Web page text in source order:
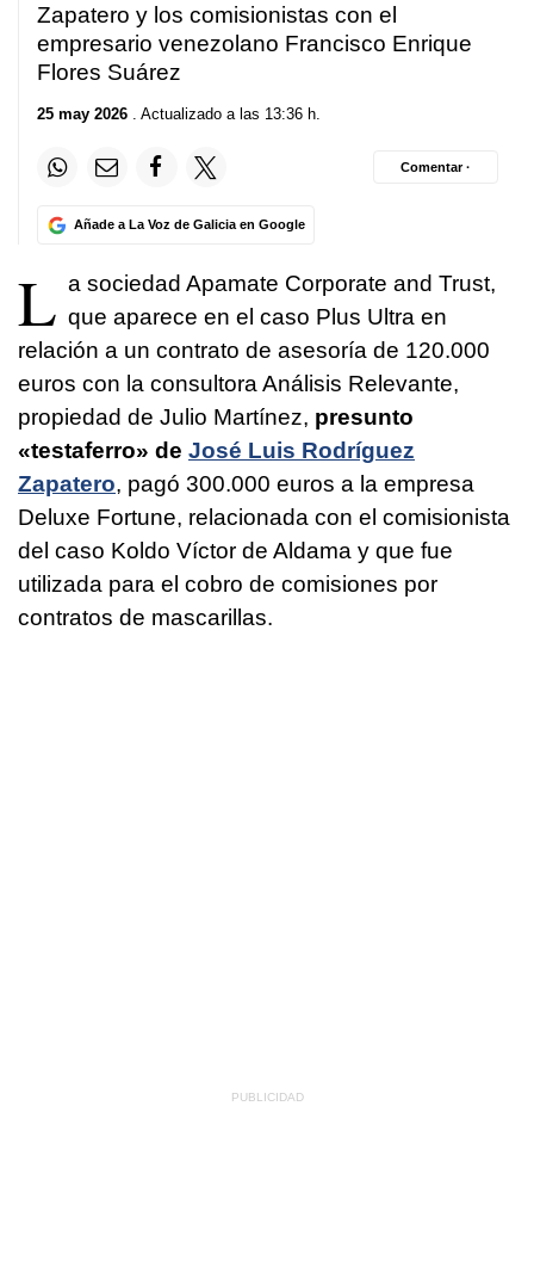
Zapatero y los comisionistas con el
empresario venezolano Francisco Enrique
Flores Suárez
25 may 2026 . Actualizado a las 13:36 h.
Añade a La Voz de Galicia en Google
Comentar ·
L a sociedad Apamate Corporate and Trust,
que aparece en el caso Plus Ultra en
relación a un contrato de asesoría de 120.000
euros con la consultora Análisis Relevante,
propiedad de Julio Martínez, presunto
«testaferro» de José Luis Rodríguez
Zapatero, pagó 300.000 euros a la empresa
Deluxe Fortune, relacionada con el comisionista
del caso Koldo Víctor de Aldama y que fue
utilizada para el cobro de comisiones por
contratos de mascarillas.